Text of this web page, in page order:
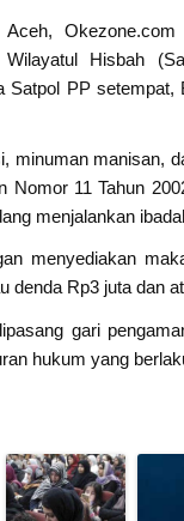
Aceh,
Wilayatul Hisbah
PP
minuman manisan,
11 Tahun
menjalankan
menyediakan
Rp3 juta dan
gari
hukum yang